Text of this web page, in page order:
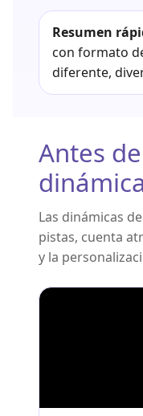
Resumen
con formato
diferente,
Antes
dinámica
Las dinámicas
pistas, cuenta
y la